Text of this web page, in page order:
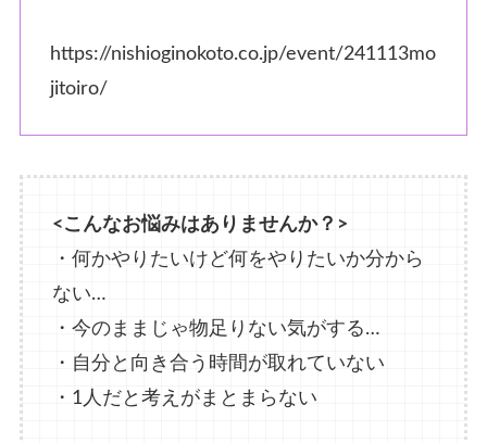
https://nishioginokoto.co.jp/event/241113mo
jitoiro/
<こんなお悩みはありませんか？>
・何かやりたいけど何をやりたいか分から
ない…
・今のままじゃ物足りない気がする…
・自分と向き合う時間が取れていない
・1人だと考えがまとまらない